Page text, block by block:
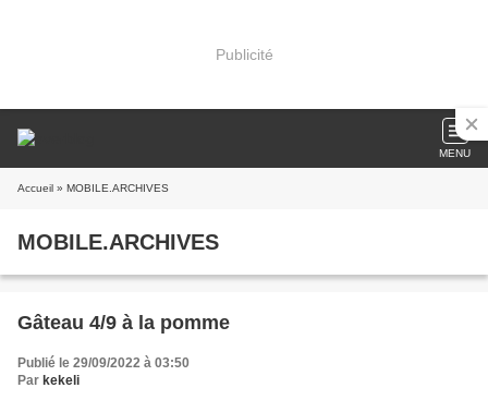
Publicité
MENU
Accueil » MOBILE.ARCHIVES
MOBILE.ARCHIVES
Gâteau 4/9 à la pomme
Publié le 29/09/2022 à 03:50
Par kekeli